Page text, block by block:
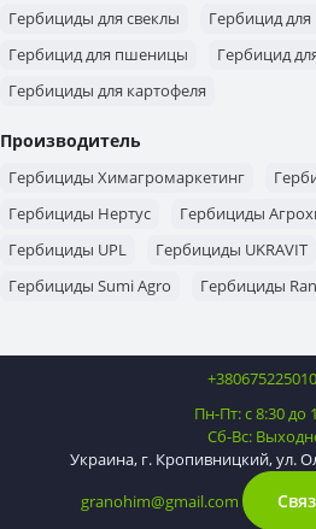
Гербициды для свеклы
Гербицид
Гербицид для пшеницы
Гербицид
Гербициды для картофеля
Производитель
Гербициды Химагромаркетинг
Гербициды Нертус
Гербициды
Гербициды UPL
Гербициды UKRAVIT
Гербициды Sumi Agro
Гербициды
Гербициды Bayer
Гербициды BASF
+380675225010
Пн-Пт: с 8:30 до
Сб-Вс:
Украина, г. Кропивницкий, ул.
granohim@gmail.com